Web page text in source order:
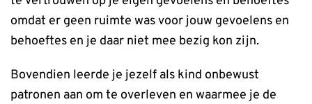
omdat er geen ruimte was voor jouw gevoelens en
behoeftes en je daar niet mee bezig kon zijn.
Bovendien leerde je jezelf als kind onbewust
patronen aan om te overleven en waarmee je de